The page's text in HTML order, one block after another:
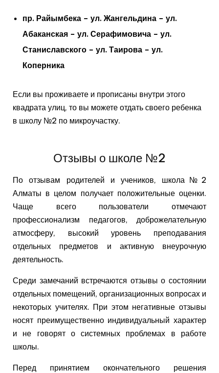
пр. Райымбека – ул. Жангельдина – ул.
Абаканская – ул. Серафимовича – ул.
Станиславского – ул. Таирова – ул.
Коперника
Если вы проживаете и прописаны внутри этого
квадрата улиц, то вы можете отдать своего ребенка
в школу №2 по микроучастку.
Отзывы о школе №2
По отзывам родителей и учеников, школа№2
Алматы в целом получает положительные оценки.
Чаще всего пользователи отмечают
профессионализм педагогов, доброжелательную
атмосферу, высокий уровень преподавания
отдельных предметов и активную внеурочную
деятельность.
Среди замечаний встречаются отзывы о состоянии
отдельных помещений, организационных вопросах и
некоторых учителях. При этом негативные отзывы
носят преимущественно индивидуальный характер
и не говорят о системных проблемах в работе
школы.
Перед принятием окончательного решения